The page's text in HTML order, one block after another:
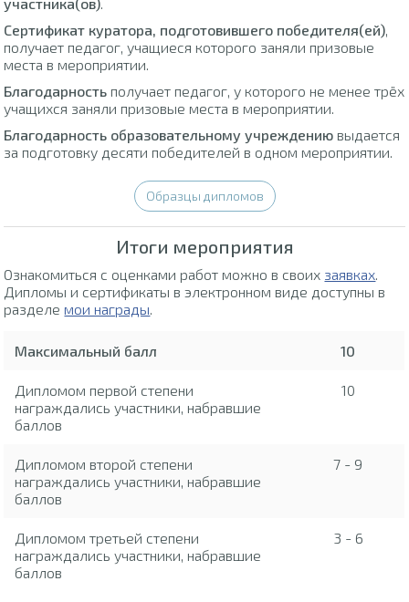
Сертификат куратора, подготовившего победителя(ей),
получает педагог, учащиеся которого заняли призовые
места в мероприятии.
Благодарность получает педагог, у которого не менее трёх
учащихся заняли призовые места в мероприятии.
Благодарность образовательному учреждению выдается
за подготовку десяти победителей в одном мероприятии.
Образцы дипломов
Итоги мероприятия
Ознакомиться с оценками работ можно в своих заявках.
Дипломы и сертификаты в электронном виде доступны в
разделемои награды.
Максимальный балл 10
Дипломом первой степени
награждались участники, набравшие
баллов
10
Дипломом второй степени
награждались участники, набравшие
баллов
7 - 9
Дипломом третьей степени
награждались участники, набравшие
баллов
3 - 6